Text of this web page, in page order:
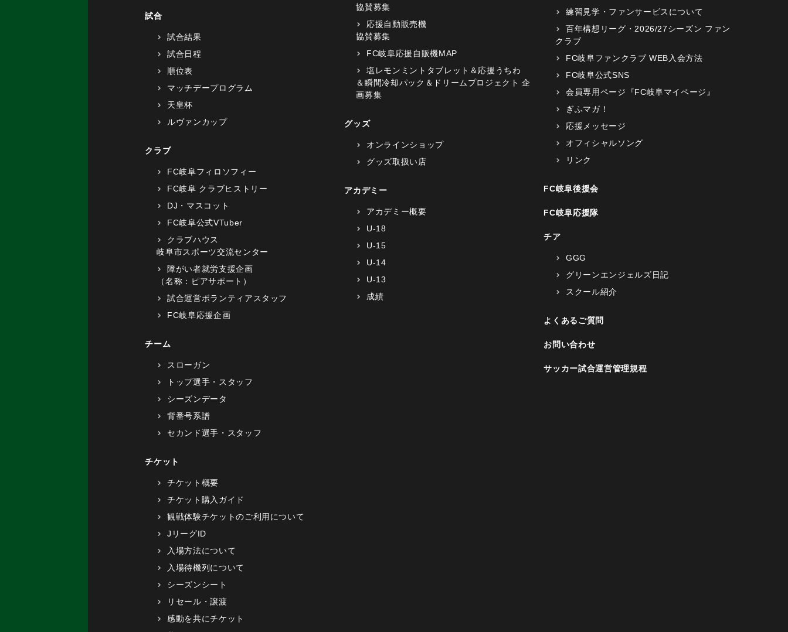
試合
試合結果
試合日程
順位表
マッチデープログラム
天皇杯
ルヴァンカップ
クラブ
FC岐阜フィロソフィー
FC岐阜 クラブヒストリー
DJ・マスコット
FC岐阜公式VTuber
クラブハウス
岐阜市スポーツ交流センター
障がい者就労支援企画
（名称：ピアサポート）
試合運営ボランティアスタッフ
FC岐阜応援企画
チーム
スローガン
トップ選手・スタッフ
シーズンデータ
背番号系譜
セカンド選手・スタッフ
チケット
チケット概要
チケット購入ガイド
観戦体験チケットのご利用について
JリーグID
入場方法について
入場待機列について
シーズンシート
リセール・譲渡
感動を共にチケット
協賛募集
応援自動販売機
協賛募集
FC岐阜応援自販機MAP
塩レモンミントタブレット＆応援うちわ
＆瞬間冷却パック＆ドリームプロジェクト 企
画募集
グッズ
オンラインショップ
グッズ取扱い店
アカデミー
アカデミー概要
U-18
U-15
U-14
U-13
成績
練習見学・ファンサービスについて
百年構想リーグ・2026/27シーズン ファン
クラブ
FC岐阜ファンクラブ WEB入会方法
FC岐阜公式SNS
会員専用ページ『FC岐阜マイページ』
ぎふマガ！
応援メッセージ
オフィシャルソング
リンク
FC岐阜後援会
FC岐阜応援隊
チア
GGG
グリーンエンジェルズ日記
スクール紹介
よくあるご質問
お問い合わせ
サッカー試合運営管理規程